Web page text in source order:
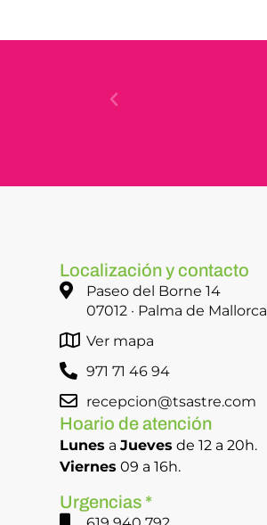
Localización y contacto
Paseo del Borne 14
07012 · Palma de Mallorca
Ver mapa
971 71 46 94
recepcion@tsastre.com
Hoario de atención
Lunes aJueves de 12 a 20h.
Viernes 09 a 16h.
Urgencias *